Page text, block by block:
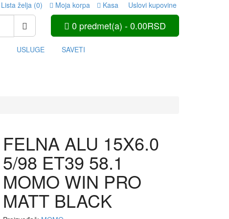
Lista želja (0) Moja korpa Kasa Uslovi kupovine
0 predmet(a) - 0.00RSD
USLUGE SAVETI
FELNA ALU 15X6.0
5/98 ET39 58.1
MOMO WIN PRO
MATT BLACK